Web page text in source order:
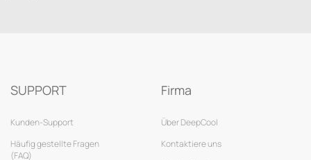
SUPPORT
Kunden-Support
Häufig gestellte Fragen
(FAQ)
Firma
Über DeepCool
Kontaktiere uns